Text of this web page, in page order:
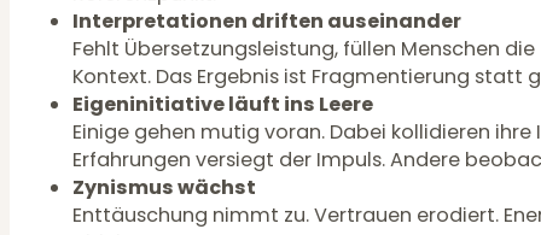
Interpretationen driften auseinander
Fehlt Übersetzungsleistung, füllen Menschen
Kontext. Das Ergebnis ist Fragmentierung statt
Eigeninitiative läuft ins Leere
Einige gehen mutig voran. Dabei kollidieren
Erfahrungen versiegt der Impuls. Andere
Zynismus wächst
Enttäuschung nimmt zu. Vertrauen erodiert.